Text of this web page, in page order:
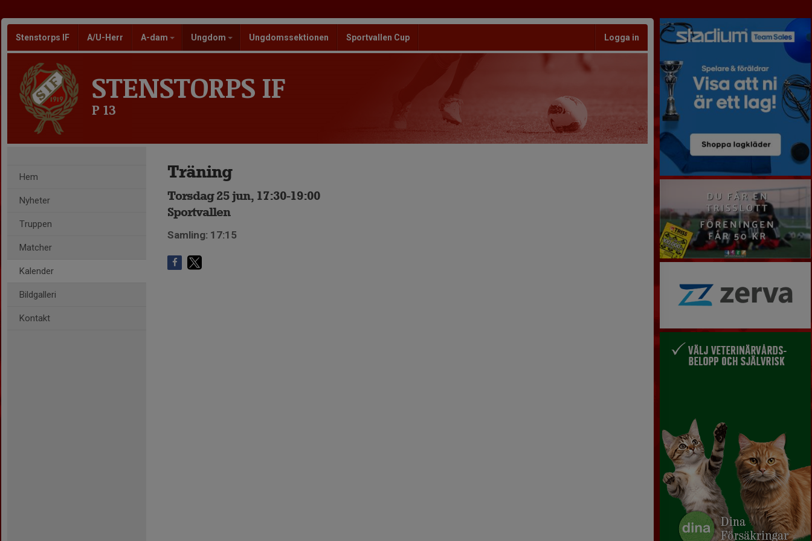
Stenstorps IF A/U-Herr A-dam Ungdom Ungdomssektionen Sportvallen Cup Logga in
STENSTORPS IF
P 13
Hem
Nyheter
Truppen
Matcher
Kalender
Bildgalleri
Kontakt
Träning
Torsdag 25 jun, 17:30-19:00
Sportvallen
Samling: 17:15